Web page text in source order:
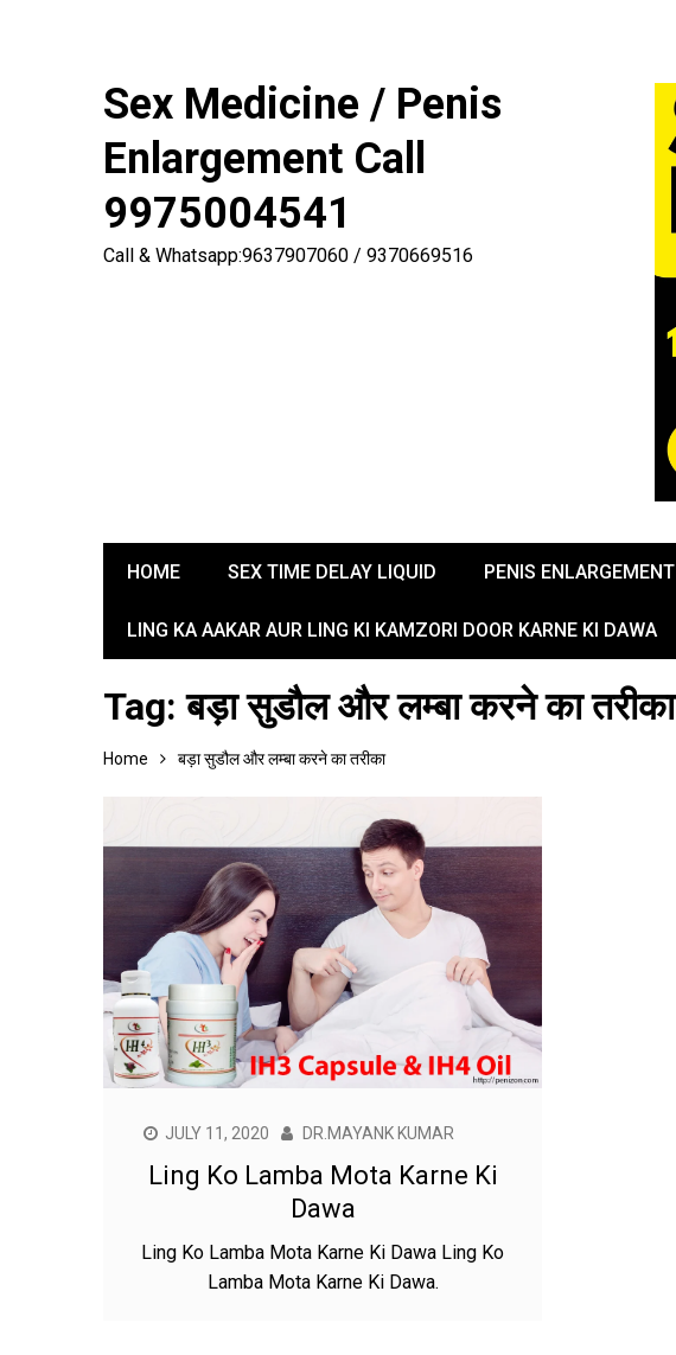
Sex Medicine / Penis
Enlargement Call
9975004541
Call & Whatsapp:9637907060 / 9370669516
HOME SEX TIME DELAY LIQUID PENIS ENLARGEMENT
LING KA AAKAR AUR LING KI KAMZORI DOOR KARNE KI DAWA
Tag:बड़ा सुडौल और लम्बा करने का तरीका
Home बड़ा सुडौल और लम्बा करने का तरीका
JULY 11, 2020 DR.MAYANK KUMAR
Ling Ko Lamba Mota Karne Ki
Dawa
Ling Ko Lamba Mota Karne Ki Dawa Ling Ko
Lamba Mota Karne Ki Dawa.